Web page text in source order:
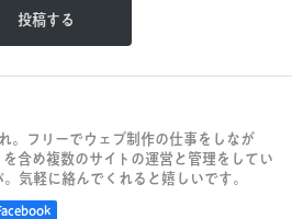
。フリーでウェブ制作の仕事をしなが
を含め複数のサイトの運営と管理をしてい
気軽に絡んでくれると嬉しいです。